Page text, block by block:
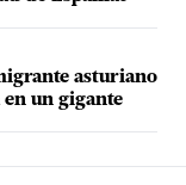
asturiano
un gigante